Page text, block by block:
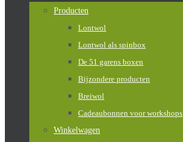
Producten
Lontwol
Lontwol als spinbox
De 51 garens boxen
Bijzondere producten
Breiwol
Cadeaubonnen voor workshops
Winkelwagen